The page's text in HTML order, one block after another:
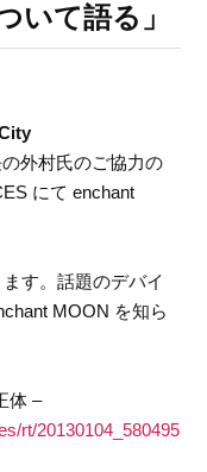
いて語る」
外村氏のご協力の
にて enchant
す。話題のデバイ
MOON を知ら
体 –
rt/20130104_580495